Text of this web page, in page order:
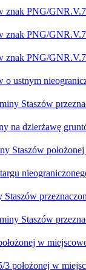
znak PNG/
znak PNG/
znak PNG/
o ustnym
Staszów
na dzierżawę
Staszów
Staszów
w
położonej w